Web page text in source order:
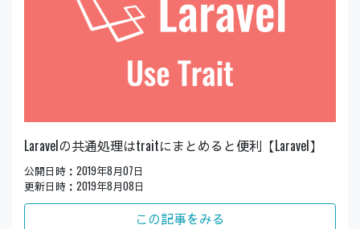
Laravelの共通処理はtraitにまとめると便利【Laravel】
公開日時：2019年8月07日
更新日時：2019年8月08日
この記事をみる